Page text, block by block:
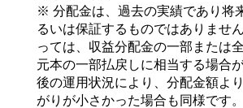
※ 分配金は、過去の実績であり将
るいは保証するものではありませ
っては、収益分配金の一部または
元本の一部払戻しに相当する場合
後の運用状況により、分配金額よ
がりが小さかった場合も同様です。